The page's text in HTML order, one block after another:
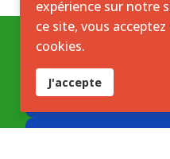
Accord de
expérience sur notre
ce site, vous
cookies.
J'accepte